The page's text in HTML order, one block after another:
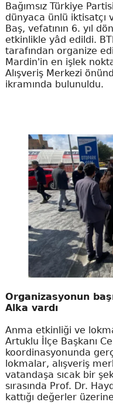
Bağımsız Türkiye
dünyaca ünlü iktisatçı
Baş, vefatının 6. yıl
etkinlikle yâd edildi.
tarafından organize
Mardin'in en işlek
Alışveriş Merkezi
ikramında bulunuldu.
Organizasyonun
Alka vardı
​Anma etkinliği ve
Artuklu İlçe Başkanı
koordinasyonunda
lokmalar, alışveriş
vatandaşa sıcak bir
sırasında Prof. Dr.
kattığı değerler